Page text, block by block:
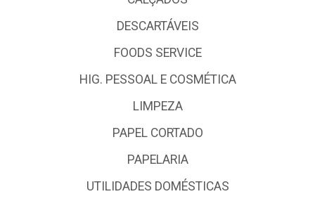
DESCARTÁVEIS
FOODS SERVICE
HIG. PESSOAL E COSMÉTICA
LIMPEZA
PAPEL CORTADO
PAPELARIA
UTILIDADES DOMÉSTICAS